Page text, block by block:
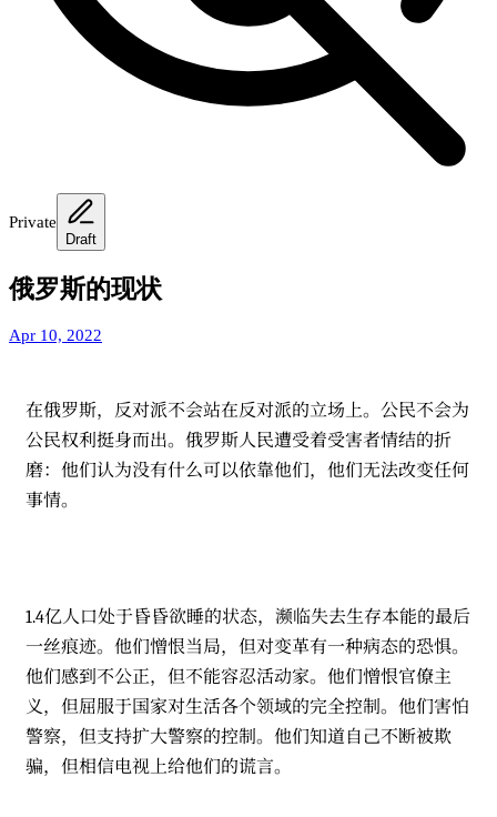
Private
Draft
俄罗斯的现状
Apr 10, 2022
在俄罗斯，反对派不会站在反对派的立场上。公民不会为
公民权利挺身而出。俄罗斯人民遭受着受害者情结的折
磨：他们认为没有什么可以依靠他们，他们无法改变任何
事情。
1.4亿人口处于昏昏欲睡的状态，濒临失去生存本能的最后
一丝痕迹。他们憎恨当局，但对变革有一种病态的恐惧。
他们感到不公正，但不能容忍活动家。他们憎恨官僚主
义，但屈服于国家对生活各个领域的完全控制。他们害怕
警察，但支持扩大警察的控制。他们知道自己不断被欺
骗，但相信电视上给他们的谎言。